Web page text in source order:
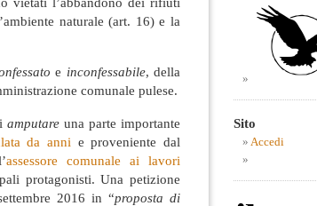
naturale (art. 16) e la
e inconfessabile, della
comunale pulese.
amputareuna parte importante
da anni e proveniente dal
assessore comunale ai lavori
protagonisti. Una petizione
2016 in “proposta di
Sito
Accedi